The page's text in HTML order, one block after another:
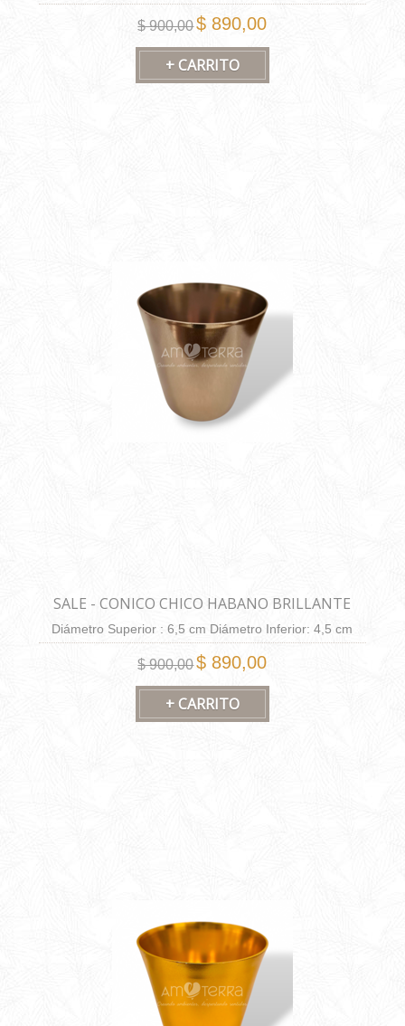
Altura: 6,5 cm Capacidad: 130 cm3.
$ 900,00$ 890,00
SALE - CONICO CHICO HABANO BRILLANTE
Diámetro Superior : 6,5 cm Diámetro Inferior: 4,5 cm
Altura: 6,5 cm Capacidad: 130 cm3.
$ 900,00$ 890,00